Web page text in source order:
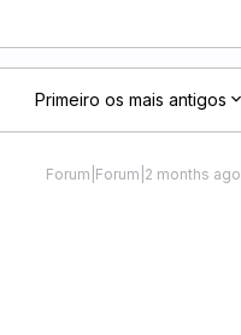
Primeiro os mais antigos
Forum|Forum|2 months ago